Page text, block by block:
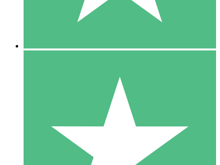
10 Téléchargements
20 00